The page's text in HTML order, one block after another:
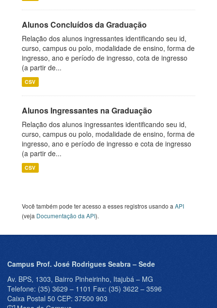
Alunos Concluídos da Graduação
Relação dos alunos ingressantes identificando seu id,
curso, campus ou polo, modalidade de ensino, forma de
ingresso, ano e período de ingresso, cota de ingresso
(a partir de...
CSV
Alunos Ingressantes na Graduação
Relação dos alunos ingressantes identificando seu id,
curso, campus ou polo, modalidade de ensino, forma de
ingresso, ano e período de ingresso e cota de ingresso
(a partir de...
CSV
Você também pode ter acesso a esses registros usando a API
(veja Documentação da API).
Campus Prof. José Rodrigues Seabra – Sede
Av. BPS, 1303, Bairro Pinheirinho, Itajubá – MG
Telefone: (35) 3629 – 1101 Fax: (35) 3622 – 3596
Caixa Postal 50 CEP: 37500 903